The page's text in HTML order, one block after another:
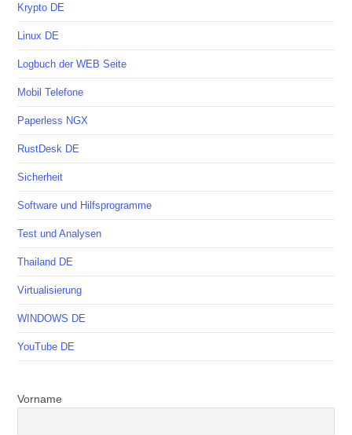
Krypto DE
Linux DE
Logbuch der WEB Seite
Mobil Telefone
Paperless NGX
RustDesk DE
Sicherheit
Software und Hilfsprogramme
Test und Analysen
Thailand DE
Virtualisierung
WINDOWS DE
YouTube DE
Vorname